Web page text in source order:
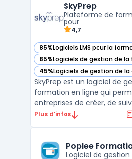
données collaborateurs et
des processus d’administr ...
SkyPrep
Plateforme de
pour
4,7
85%Logiciels LMS pour la
— voir SkyPrep dans cette
85%Logiciels de gestion de la
— voir SkyPrep dans cette
45%Logiciels de gestion de
— voir SkyPrep dans cette
SkyPrep est un logiciel de
formation en ligne qui
entreprises de créer, de
leurs programmes de
utilisateurs, et des rapports
progression de la ...
Plus d’infos
Poplee
Logiciel de